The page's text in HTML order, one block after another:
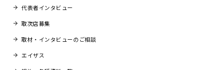
代表者インタビュー
取次店募集
取材・インタビューのご相談
エイザス